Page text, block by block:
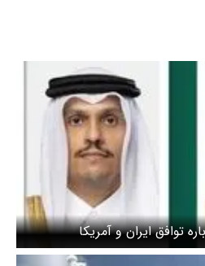
توافق ایران و آمریکا